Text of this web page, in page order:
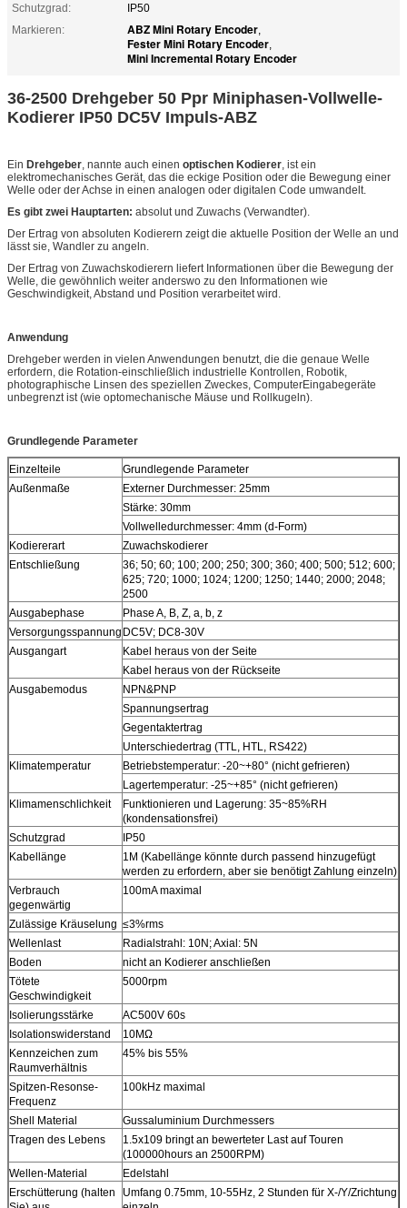
Schutzgrad:
IP50
Markieren:
ABZ Mini Rotary Encoder,
Fester Mini Rotary Encoder,
Mini Incremental Rotary Encoder
36-2500 Drehgeber 50 Ppr Miniphasen-Vollwelle-
Kodierer IP50 DC5V Impuls-ABZ
Ein Drehgeber, nannte auch einen optischen Kodierer, ist ein
elektromechanisches Gerät, das die eckige Position oder die Bewegung einer
Welle oder der Achse in einen analogen oder digitalen Code umwandelt.
Es gibt zwei Hauptarten: absolut und Zuwachs (Verwandter).
Der Ertrag von absoluten Kodierern zeigt die aktuelle Position der Welle an und
lässt sie, Wandler zu angeln.
Der Ertrag von Zuwachskodierern liefert Informationen über die Bewegung der
Welle, die gewöhnlich weiter anderswo zu den Informationen wie
Geschwindigkeit, Abstand und Position verarbeitet wird.
Anwendung
Drehgeber werden in vielen Anwendungen benutzt, die die genaue Welle
erfordern, die Rotation-einschließlich industrielle Kontrollen, Robotik,
photographische Linsen des speziellen Zweckes, ComputerEingabegeräte
unbegrenzt ist (wie optomechanische Mäuse und Rollkugeln).
Grundlegende Parameter
Einzelteile
Grundlegende Parameter
Außenmaße
Externer Durchmesser: 25mm
Stärke: 30mm
Vollwelledurchmesser: 4mm (d-Form)
Kodiererart
Zuwachskodierer
Entschließung
36; 50; 60; 100; 200; 250; 300; 360; 400; 500; 512; 600;
625; 720; 1000; 1024; 1200; 1250; 1440; 2000; 2048;
2500
Ausgabephase
Phase A, B, Z, a, b, z
Versorgungsspannung DC5V; DC8-30V
Ausgangart
Kabel heraus von der Seite
Kabel heraus von der Rückseite
Ausgabemodus
NPN&PNP
Spannungsertrag
Gegentaktertrag
Unterschiedertrag (TTL, HTL, RS422)
Klimatemperatur
Betriebstemperatur: -20~+80° (nicht gefrieren)
Lagertemperatur: -25~+85° (nicht gefrieren)
Klimamenschlichkeit
Funktionieren und Lagerung: 35~85%RH
(kondensationsfrei)
Schutzgrad
IP50
Kabellänge
1M (Kabellänge könnte durch passend hinzugefügt
werden zu erfordern, aber sie benötigt Zahlung einzeln)
Verbrauch
gegenwärtig
100mA maximal
Zulässige Kräuselung ≤3%rms
Wellenlast
Radialstrahl: 10N; Axial: 5N
Boden
nicht an Kodierer anschließen
Tötete
Geschwindigkeit
5000rpm
Isolierungsstärke
AC500V 60s
Isolationswiderstand
10MΩ
Kennzeichen zum
Raumverhältnis
45% bis 55%
Spitzen-Resonse-
Frequenz
100kHz maximal
Shell Material
Gussaluminium Durchmessers
Tragen des Lebens
1.5x109 bringt an bewerteter Last auf Touren
(100000hours an 2500RPM)
Wellen-Material
Edelstahl
Erschütterung (halten
Umfang 0.75mm, 10-55Hz, 2 Stunden für X-/Y/Zrichtung